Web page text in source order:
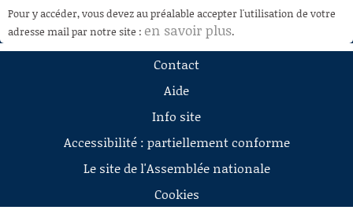
RECHERCHE
AIDE À LA DÉCOUPE
DE VIDÉOS
Pour y accéder, vous devez au préalable accepter l'utilisation de votre
adresse mail par notre site : en savoir plus.
Contact
Aide
Info site
Accessibilité : partiellement conforme
Le site de l'Assemblée nationale
Cookies